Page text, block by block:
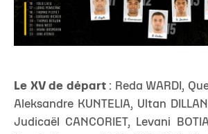
Le XV de départ: Reda WARDI,
Aleksandre KUNTELIA, Ultan
Judicaël CANCORIET, Levani